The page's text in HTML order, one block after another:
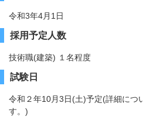
令和3年4月1日
採用予定人数
技術職(建築) １名程度
試験日
令和２年10月3日(土)予定(詳細につ
す。)